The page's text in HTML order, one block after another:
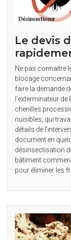
Le devis
Ne pas connaitre
blocage
faire la demande
l’exterminateur
chenilles
nuisibles, qui
détails de
document en
désinsectisation
bâtiment
pour éliminer les